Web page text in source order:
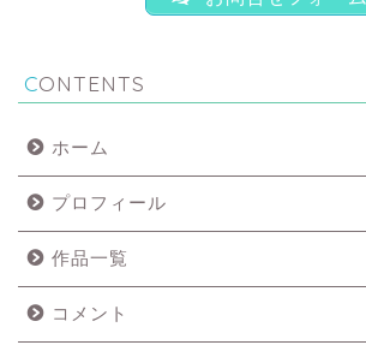
CONTENTS
ホーム
プロフィール
作品一覧
コメント